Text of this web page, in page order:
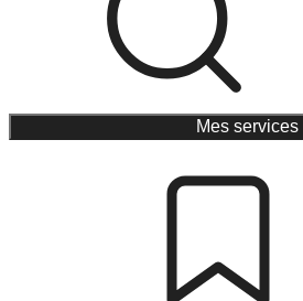
Mes services